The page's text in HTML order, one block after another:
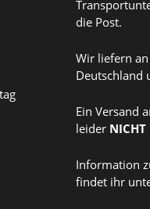
die Post.
Wir liefern
Deutschland
Ein Versand
leider NICHT
Information
findet ihr